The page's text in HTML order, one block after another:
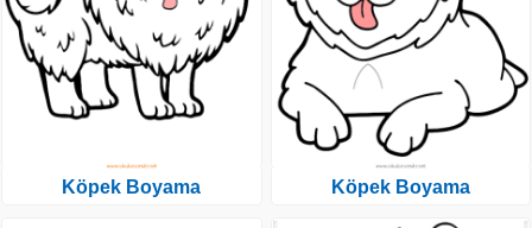
Köpek Boyama Köpek Boyama